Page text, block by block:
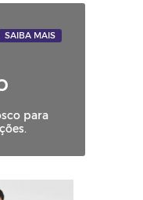
para
SAIBA MAIS